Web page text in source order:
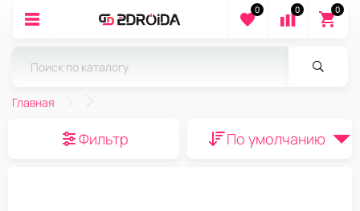
0 0 0
Главная
Фильтр По умолчанию